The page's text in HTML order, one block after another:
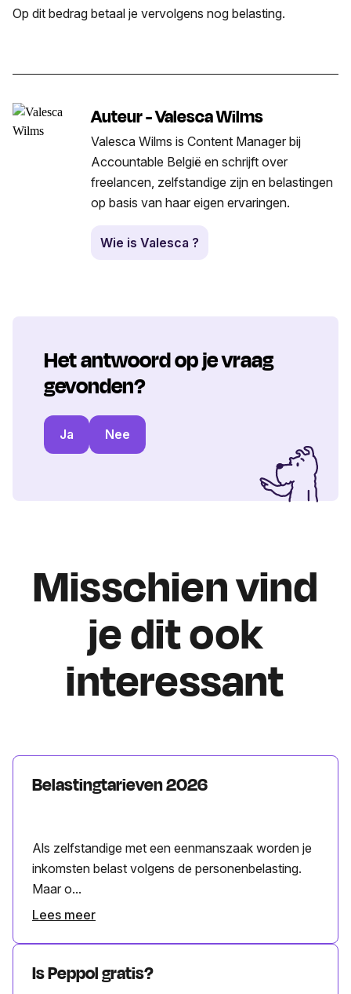
Op dit bedrag betaal je vervolgens nog belasting.
Auteur - Valesca Wilms
Valesca Wilms is Content Manager bij
Accountable België en schrijft over
freelancen, zelfstandige zijn en belastingen
op basis van haar eigen ervaringen.
Wie is Valesca ?
Het antwoord op je vraag
gevonden?
Ja Nee
Misschien vind
je dit ook
interessant
Belastingtarieven 2026
Als zelfstandige met een eenmanszaak worden je
inkomsten belast volgens de personenbelasting.
Maar o...
Lees meer
Is Peppol gratis?